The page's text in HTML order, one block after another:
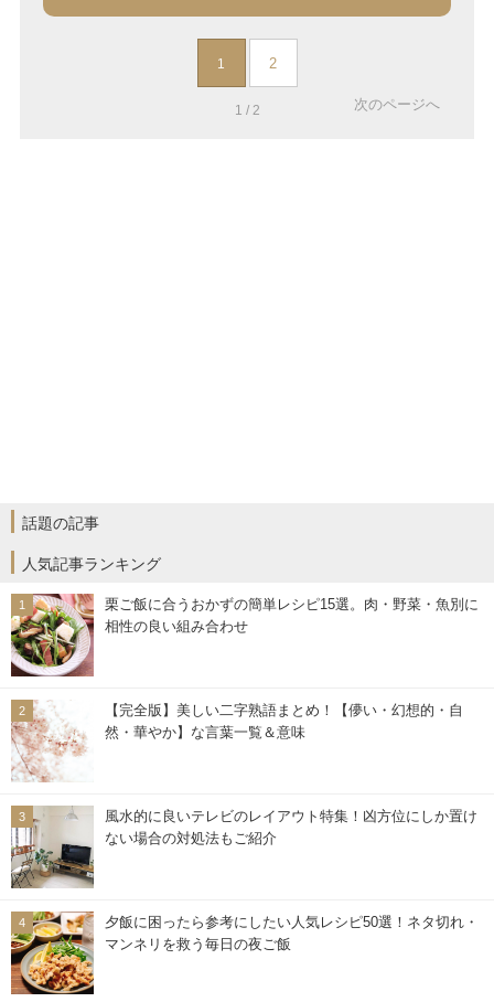
1 2
1 / 2 次のページへ
話題の記事
人気記事ランキング
栗ご飯に合うおかずの簡単レシピ15選。肉・野菜・魚別に
相性の良い組み合わせ
【完全版】美しい二字熟語まとめ！【儚い・幻想的・自
然・華やか】な言葉一覧＆意味
風水的に良いテレビのレイアウト特集！凶方位にしか置け
ない場合の対処法もご紹介
夕飯に困ったら参考にしたい人気レシピ50選！ネタ切れ・
マンネリを救う毎日の夜ご飯